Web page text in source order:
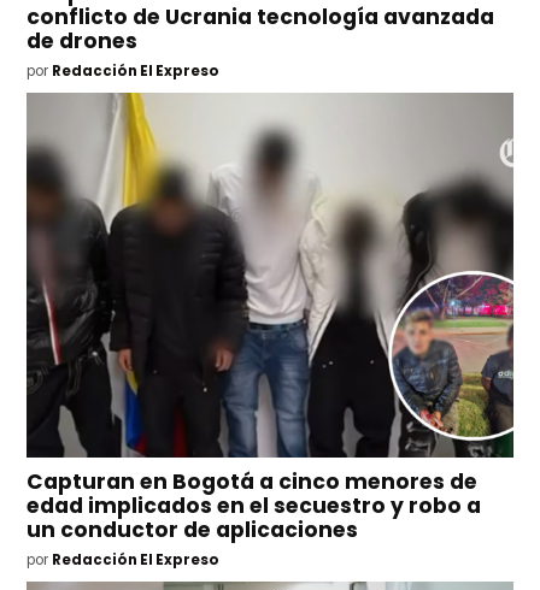
conflicto de Ucrania tecnología avanzada
de drones
por Redacción El Expreso
Capturan en Bogotá a cinco menores de
edad implicados en el secuestro y robo a
un conductor de aplicaciones
por Redacción El Expreso